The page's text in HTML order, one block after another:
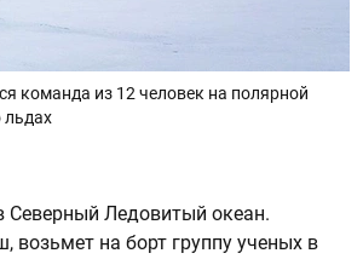
команда из 12 человек на полярной
льдах
Северный Ледовитый океан.
возьмет на борт группу ученых в